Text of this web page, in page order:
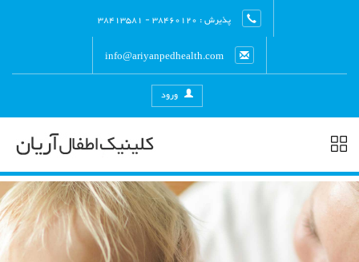
پذیرش : 38460120 - 38413581
info@ariyanpedhealth.com
ورود